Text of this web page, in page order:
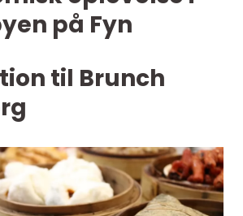
på Fyn
til Brunch